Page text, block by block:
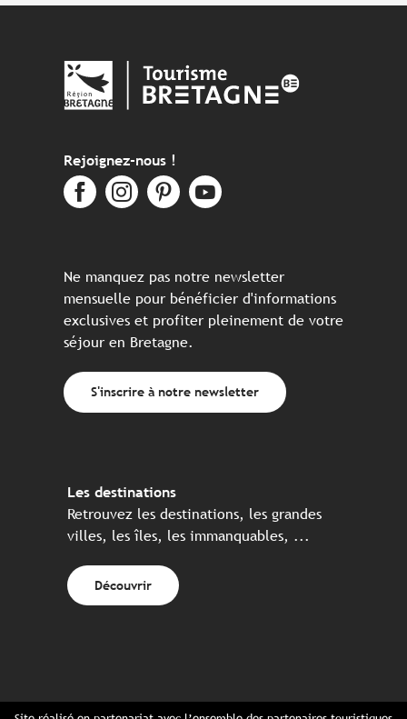
Rejoignez-nous !
Ne manquez pas notre newsletter
mensuelle pour bénéficier d'informations
exclusives et profiter pleinement de votre
séjour en Bretagne.
S'inscrire à notre newsletter
Les destinations
Retrouvez les destinations, les grandes
villes, les îles, les immanquables, ...
Découvrir